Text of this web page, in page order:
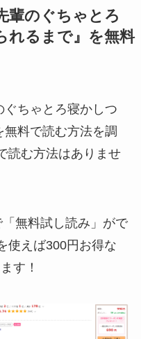
輩のぐちゃとろ
れるまで』を無料
ぐちゃとろ寝かしつ
料で読む方法を調
読む方法はありませ
無料試し読み 」がで
使えば300円お得な
す！